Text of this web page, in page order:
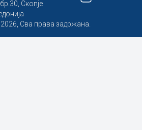
Скопје
Сва права задржана.